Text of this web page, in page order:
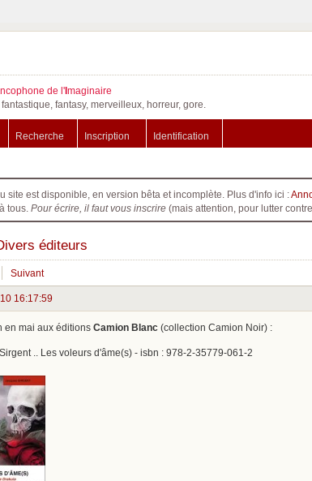
de l'Imaginaire
fantasy, merveilleux, horreur, gore.
Recherche Inscription Identification
site est disponible, en version bêta et incomplète. Plus d'info ici :
tous. Pour écrire, il faut vous inscrire (mais attention, pour lutter
éditeurs
Suivant
16:17:59
en mai aux éditions Camion Blanc (collection Camion Noir) :
.. Les voleurs d'âme(s) - isbn : 978-2-35779-061-2